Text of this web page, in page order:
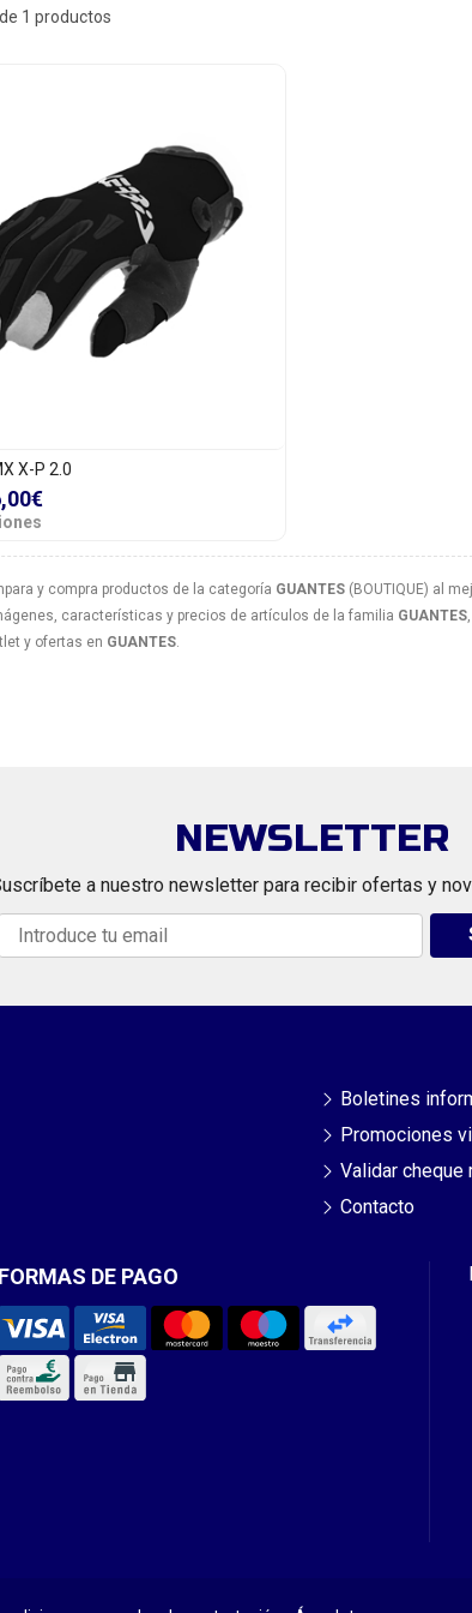
y compra productos de la categoría GUANTES (BOUTIQUE) al
características y precios de artículos de la familia GUANTES
y ofertas en GUANTES.
1 productos
X-P 2.0
NEWSLETTER
a nuestro newsletter para recibir ofertas y
FORMAS DE PAGO
Boletines
Promociones
Validar cheque
Contacto